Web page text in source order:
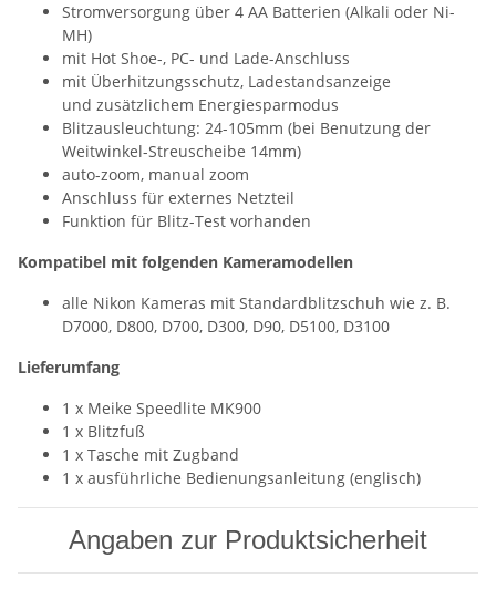
Stromversorgung über 4 AA Batterien (Alkali oder Ni-
MH)
mit Hot Shoe-, PC- und Lade-Anschluss
mit Überhitzungsschutz, Ladestandsanzeige
und zusätzlichem Energiesparmodus
Blitzausleuchtung: 24-105mm (bei Benutzung der
Weitwinkel-Streuscheibe 14mm)
auto-zoom, manual zoom
Anschluss für externes Netzteil
Funktion für Blitz-Test vorhanden
Kompatibel mit folgenden Kameramodellen
alle Nikon Kameras mit Standardblitzschuh wie z. B.
D7000, D800, D700, D300, D90, D5100, D3100
Lieferumfang
1 x Meike Speedlite MK900
1 x Blitzfuß
1 x Tasche mit Zugband
1 x ausführliche Bedienungsanleitung (englisch)
Angaben zur Produktsicherheit